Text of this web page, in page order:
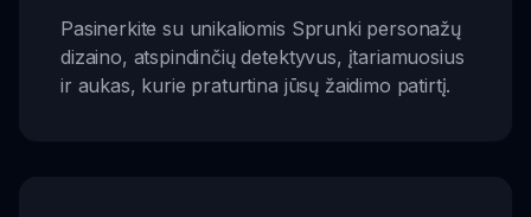
Pasinerkite su unikaliomis Sprunki personažų
dizaino, atspindinčių detektyvus, įtariamuosius
ir aukas, kurie praturtina jūsų žaidimo patirtį.